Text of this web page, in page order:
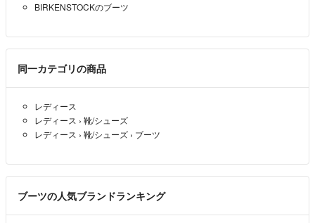
BIRKENSTOCKのブーツ
同一カテゴリの商品
レディース
レディース › 靴/シューズ
レディース › 靴/シューズ › ブーツ
ブーツの人気ブランドランキング